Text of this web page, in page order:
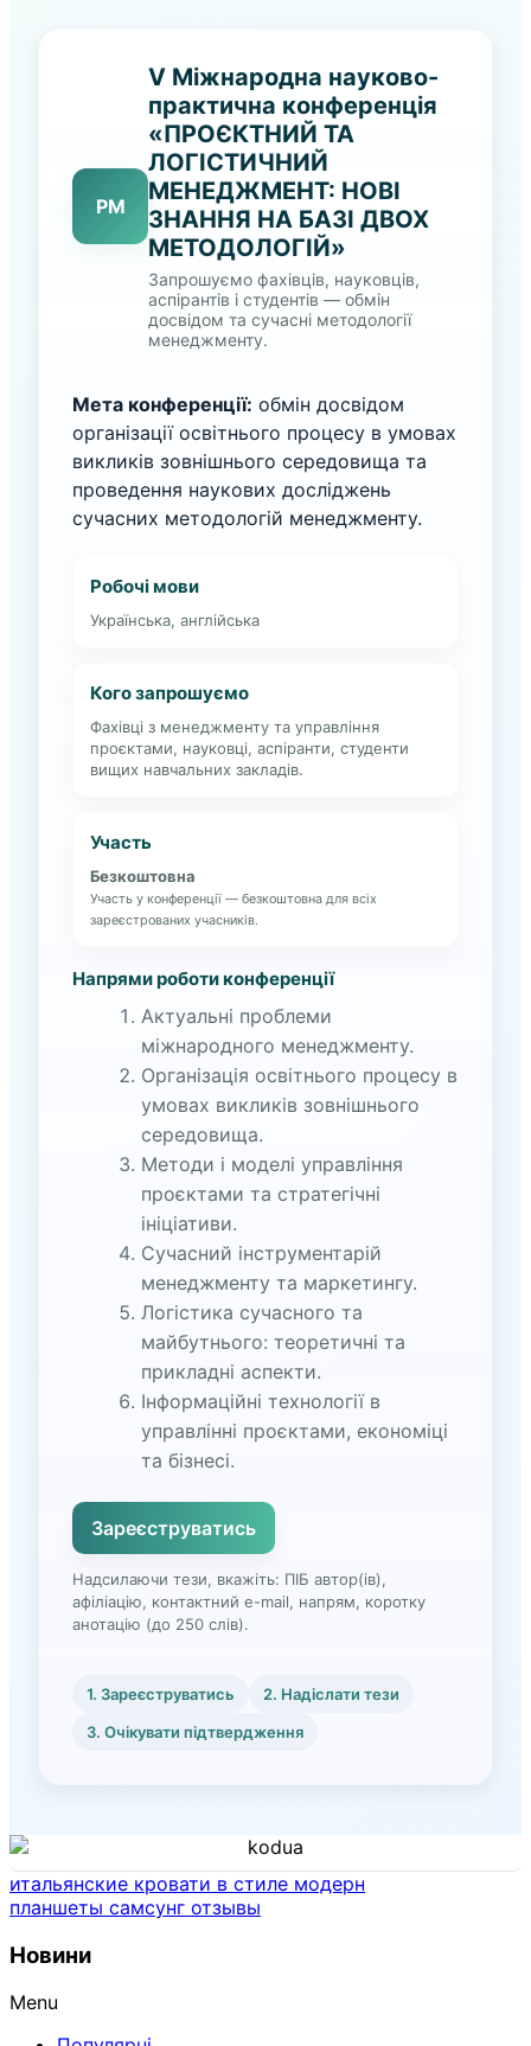
PM
V Міжнародна науково-
практична конференція
«ПРОЄКТНИЙ ТА
ЛОГІСТИЧНИЙ
МЕНЕДЖМЕНТ: НОВІ
ЗНАННЯ НА БАЗІ ДВОХ
МЕТОДОЛОГІЙ»
Запрошуємо фахівців, науковців,
аспірантів і студентів — обмін
досвідом та сучасні методології
менеджменту.
Мета конференції: обмін досвідом
організації освітнього процесу в умовах
викликів зовнішнього середовища та
проведення наукових досліджень
сучасних методологій менеджменту.
Робочі мови
Українська, англійська
Кого запрошуємо
Фахівці з менеджменту та управління
проєктами, науковці, аспіранти, студенти
вищих навчальних закладів.
Участь
Безкоштовна
Участь у конференції — безкоштовна для всіх
зареєстрованих учасників.
Напрями роботи конференції
Актуальні проблеми
міжнародного менеджменту.
Організація освітнього процесу в
умовах викликів зовнішнього
середовища.
Методи і моделі управління
проєктами та стратегічні
ініціативи.
Сучасний інструментарій
менеджменту та маркетингу.
Логістика сучасного та
майбутнього: теоретичні та
прикладні аспекти.
Інформаційні технології в
управлінні проєктами, економіці
та бізнесі.
Зареєструватись
Надсилаючи тези, вкажіть: ПІБ автор(ів),
афіліацію, контактний e-mail, напрям, коротку
анотацію (до 250 слів).
1. Зареєструватись
2. Надіслати тези
3. Очікувати підтвердження
итальянские кровати в стиле модерн
планшеты самсунг отзывы
Новини
Menu